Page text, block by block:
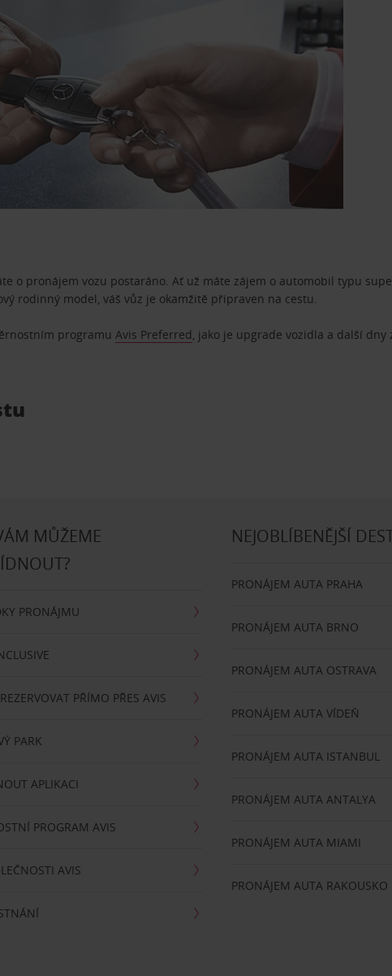
o pronájem vozu postaráno. Ať už máte zájem o automobil typu
rodinný model, váš vůz je okamžitě připraven na cestu.
programuAvis Preferred, jako je upgrade vozidla a další
MŮŽEME
PRONÁJMU
PŘÍMO PŘES AVIS
PARK
APLIKACI
PROGRAM AVIS
AVIS
NEJOBLÍBENĚJŠÍ
PRONÁJEM AUTA PRAHA
PRONÁJEM AUTA BRNO
PRONÁJEM AUTA OSTRAVA
PRONÁJEM AUTA VÍDEŇ
PRONÁJEM AUTA ISTANBUL
PRONÁJEM AUTA ANTALYA
PRONÁJEM AUTA MIAMI
PRONÁJEM AUTA RAKOUSKO